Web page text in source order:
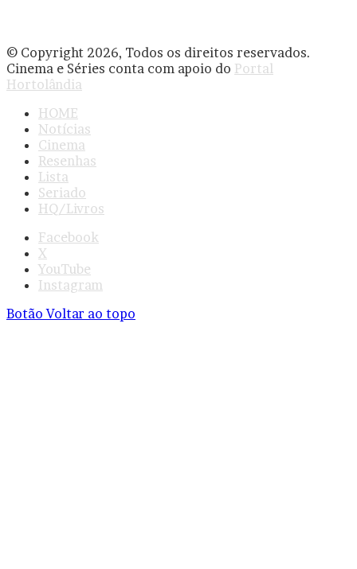
© Copyright 2026, Todos os direitos reservados.
Cinema e Séries conta com apoio do Portal
Hortolândia
HOME
Notícias
Cinema
Resenhas
Lista
Seriado
HQ/Livros
Facebook
X
YouTube
Instagram
Botão Voltar ao topo